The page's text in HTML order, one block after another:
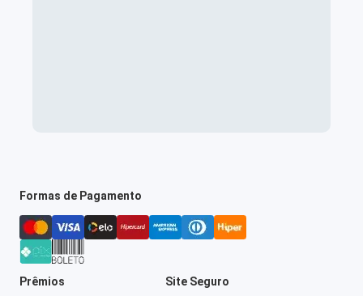
Formas de Pagamento
Prêmios Site Seguro